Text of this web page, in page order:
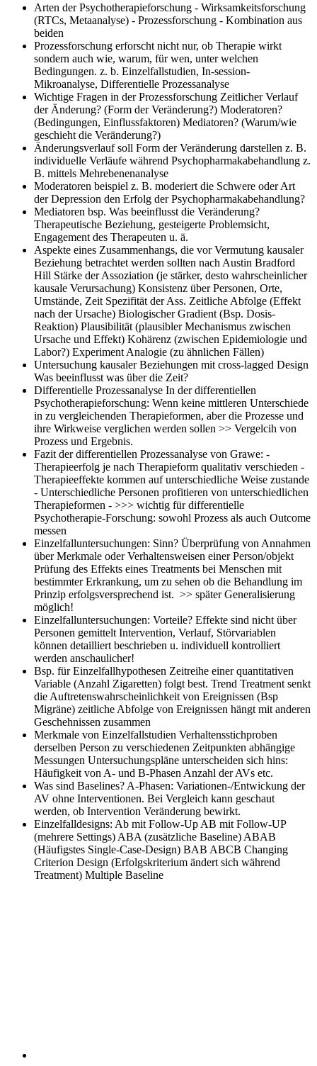
Arten der Psychotherapieforschung - Wirksamkeitsforschung
(RTCs, Metaanalyse) - Prozessforschung - Kombination aus
beiden
Prozessforschung erforscht nicht nur, ob Therapie wirkt
sondern auch wie, warum, für wen, unter welchen
Bedingungen. z. b. Einzelfallstudien, In-session-
Mikroanalyse, Differentielle Prozessanalyse
Wichtige Fragen in der Prozessforschung Zeitlicher Verlauf
der Änderung? (Form der Veränderung?) Moderatoren?
(Bedingungen, Einflussfaktoren) Mediatoren? (Warum/wie
geschieht die Veränderung?)
Änderungsverlaufsoll Form der Veränderung darstellen z. B.
individuelle Verläufe während Psychopharmakabehandlung z.
B. mittels Mehrebenenanalyse
Moderatoren beispiel z. B. moderiert die Schwere oder Art
der Depression den Erfolg der Psychopharmakabehandlung?
Mediatoren bsp. Was beeinflusst die Veränderung?
Therapeutische Beziehung, gesteigerte Problemsicht,
Engagement des Therapeuten u. ä.
Aspekte eines Zusammenhangs, die vor Vermutung kausaler
Beziehung betrachtet werden sollten nach Austin Bradford
Hill Stärke der Assoziation (je stärker, desto wahrscheinlicher
kausale Verursachung) Konsistenz über Personen, Orte,
Umstände, Zeit Spezifität der Ass. Zeitliche Abfolge (Effekt
nach der Ursache) Biologischer Gradient (Bsp. Dosis-
Reaktion) Plausibilität (plausibler Mechanismus zwischen
Ursache und Effekt) Kohärenz (zwischen Epidemiologie und
Labor?) Experiment Analogie (zu ähnlichen Fällen)
Untersuchung kausaler Beziehungen mit cross-lagged Design
Was beeinflusst was über die Zeit?
Differentielle Prozessanalyse In der differentiellen
Psychotherapieforschung: Wenn keine mittleren Unterschiede
in zu vergleichenden Therapieformen, aber die Prozesse und
ihre Wirkweise verglichen werden sollen >> Vergelcih von
Prozess und Ergebnis.
Fazit der differentiellen Prozessanalyse von Grawe: -
Therapieerfolg je nach Therapieform qualitativ verschieden -
Therapieeffekte kommen auf unterschiedliche Weise zustande
- Unterschiedliche Personen profitieren von unterschiedlichen
Therapieformen - >>> wichtig für differentielle
Psychotherapie-Forschung: sowohl Prozess als auch Outcome
messen
Einzelfalluntersuchungen: Sinn? Überprüfung von Annahmen
über Merkmale oder Verhaltensweisen einer Person/objekt
Prüfung des Effekts eines Treatments bei Menschen mit
bestimmter Erkrankung, um zu sehen ob die Behandlung im
Prinzip erfolgsversprechend ist. >> später Generalisierung
möglich!
Einzelfalluntersuchungen: Vorteile? Effekte sind nicht über
Personen gemittelt Intervention, Verlauf, Störvariablen
können detailliert beschrieben u. individuell kontrolliert
werden anschaulicher!
Bsp. für Einzelfallhypothesen Zeitreihe einer quantitativen
Variable (Anzahl Zigaretten) folgt best. Trend Treatment senkt
die Auftretenswahrscheinlichkeit von Ereignissen (Bsp
Migräne) zeitliche Abfolge von Ereignissen hängt mit anderen
Geschehnissen zusammen
Merkmale von Einzelfallstudien Verhaltensstichproben
derselben Person zu verschiedenen Zeitpunkten abhängige
Messungen Untersuchungspläne unterscheiden sich hins:
Häufigkeit von A- und B-Phasen Anzahl der AVs etc.
Was sind Baselines? A-Phasen: Variationen-/Entwickung der
AV ohne Interventionen. Bei Vergleich kann geschaut
werden, ob Intervention Veränderung bewirkt.
Einzelfalldesigns: Ab mit Follow-Up AB mit Follow-UP
(mehrere Settings) ABA (zusätzliche Baseline) ABAB
(Häufigstes Single-Case-Design) BAB ABCB Changing
Criterion Design (Erfolgskriterium ändert sich während
Treatment) Multiple Baseline